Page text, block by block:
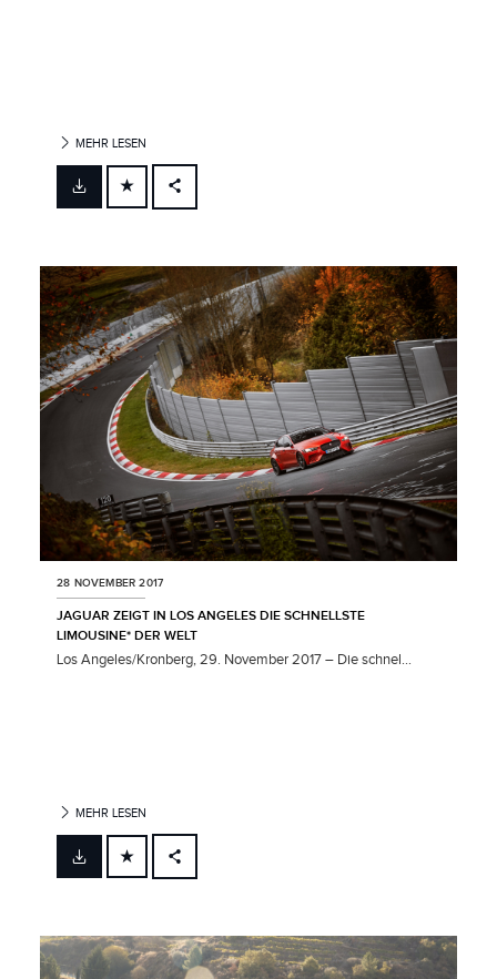
MEHR LESEN
FACEBOOK
LINKEDIN
SHARE
28 NOVEMBER 2017
JAGUAR ZEIGT IN LOS ANGELES DIE SCHNELLSTE
LIMOUSINE* DER WELT
Los Angeles/Kronberg, 29. November 2017 – Die schnel...
MEHR LESEN
FACEBOOK
LINKEDIN